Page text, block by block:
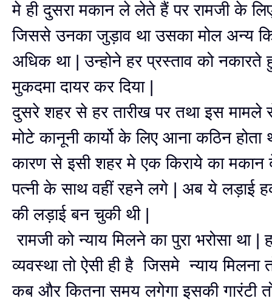
मे ही दुसरा मकान ले लेते हैं पर रामजी के
जिससे उनका जुड़ाव था उसका मोल अन्य
अधिक था | उन्होने हर प्रस्ताव को नकारते
मुकदमा दायर कर दिया |
दुसरे शहर से हर तारीख पर तथा इस
मोटे कानूनी कार्यो के लिए आना कठिन होता
कारण से इसी शहर मे एक किराये का
पत्नी के साथ वहीं रहने लगे | अब ये लड़ाई
की लड़ाई बन चुकी थी |
रामजी को न्याय मिलने का पुरा भरोसा था |
व्यवस्था तो ऐसी ही है जिसमे न्याय मिलना
कब और कितना समय लगेगा इसकी गारंटी